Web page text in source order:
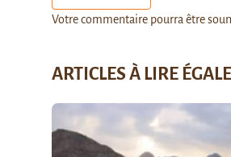
Votre commentaire pourra être
ARTICLES À LIRE